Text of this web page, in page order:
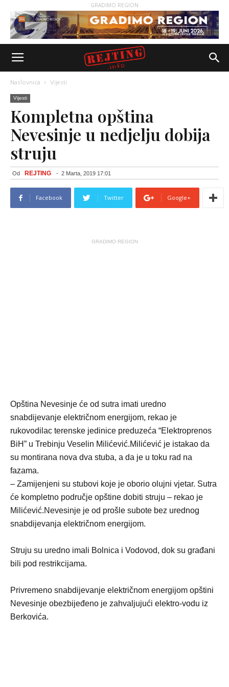
GRADIMO REGION
Naslovnica Vijesti
Vijesti
Kompletna opština
Nevesinje u nedjelju dobija
struju
Od REJTING - 2 Marta, 2019 17:01
Facebook Twitter Google+
GRADIMO REGION
Opština Nevesinje će od sutra imati uredno
snabdijevanje električnom energijom, rekao je
rukovodilac terenske jedinice preduzeća “Elektroprenos
BiH” u Trebinju Veselin Milićević.Milićević je istakao da
su montirana nova dva stuba, a da je u toku rad na
fazama.
– Zamijenjeni su stubovi koje je oborio olujni vjetar. Sutra
će kompletno područje opštine dobiti struju – rekao je
Milićević.Nevesinje je od prošle subote bez urednog
snabdijevanja električnom energijom.
Struju su uredno imali Bolnica i Vodovod, dok su građani
bili pod restrikcijama.
Privremeno snabdijevanje električnom energijom opštini
Nevesinje obezbijeđeno je zahvaljujući elektro-vodu iz
Berkovića.